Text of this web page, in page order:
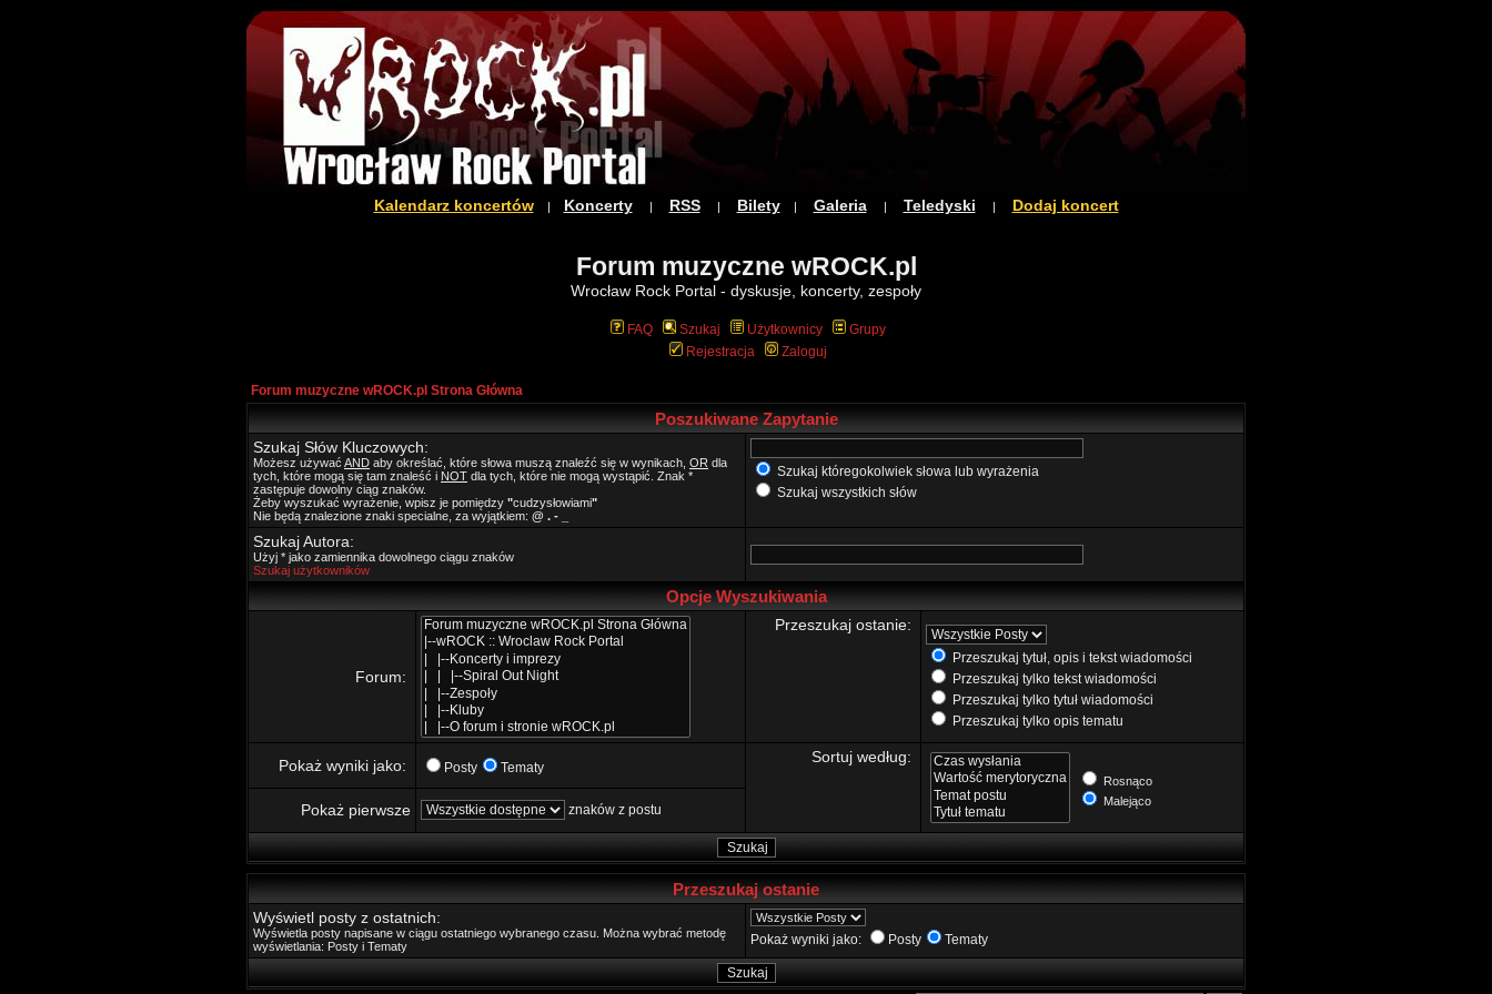
Kalendarz koncertów| Koncerty| RSS| Bilety| Galeria| Teledyski | Dodaj koncert
Forum muzyczne wROCK.pl
Wrocław Rock Portal - dyskusje, koncerty, zespoły
FAQ Szukaj Użytkownicy
Grupy
Rejestracja
Zaloguj
Forum muzyczne wROCK.pl Strona Główna
Poszukiwane Zapytanie
Szukaj Słów Kluczowych:
Możesz używać AND aby określać, które słowa muszą znaleźć się w wynikach, OR dla
tych, które mogą się tam znaleść i NOT dla tych, które nie mogą wystąpić. Znak *
zastępuje dowolny ciąg znaków.
Żeby wyszukać wyrażenie, wpisz je pomiędzy "cudzysłowiami"
Nie będą znalezione znaki specialne, za wyjątkiem: @ . - _
Szukaj któregokolwiek słowa lub wyrażenia
Szukaj wszystkich słów
Szukaj Autora:
Użyj * jako zamiennika dowolnego ciągu znaków
Szukaj użytkowników
Opcje Wyszukiwania
Forum:
Przeszukaj ostanie:
Przeszukaj tytuł, opis i tekst wiadomości
Przeszukaj tylko tekst wiadomości
Przeszukaj tylko tytuł wiadomości
Przeszukaj tylko opis tematu
Pokaż wyniki jako: Posty Tematy
Sortuj według:
Rosnąco
Malejąco
Pokaż pierwsze znaków z postu
Przeszukaj ostanie
Wyświetl posty z ostatnich:
Wyświetla posty napisane w ciągu ostatniego wybranego czasu. Można wybrać metodę
wyświetlania: Posty i Tematy
Pokaż wyniki jako: Posty Tematy